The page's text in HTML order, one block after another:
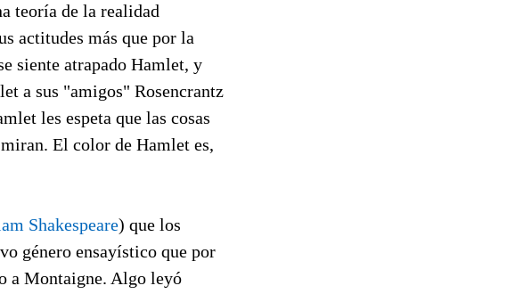
teoría de la realidad
actitudes más que por la
siente atrapado Hamlet, y
a sus "amigos" Rosencrantz
les espeta que las cosas
El color de Hamlet es,
Shakespeare) que los
género ensayístico que por
a Montaigne. Algo leyó